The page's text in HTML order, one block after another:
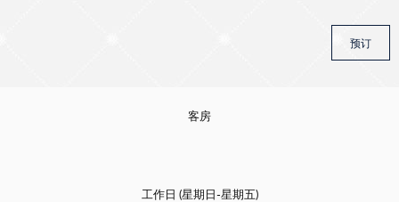
预订
客房
工作日 (星期日-星期五)